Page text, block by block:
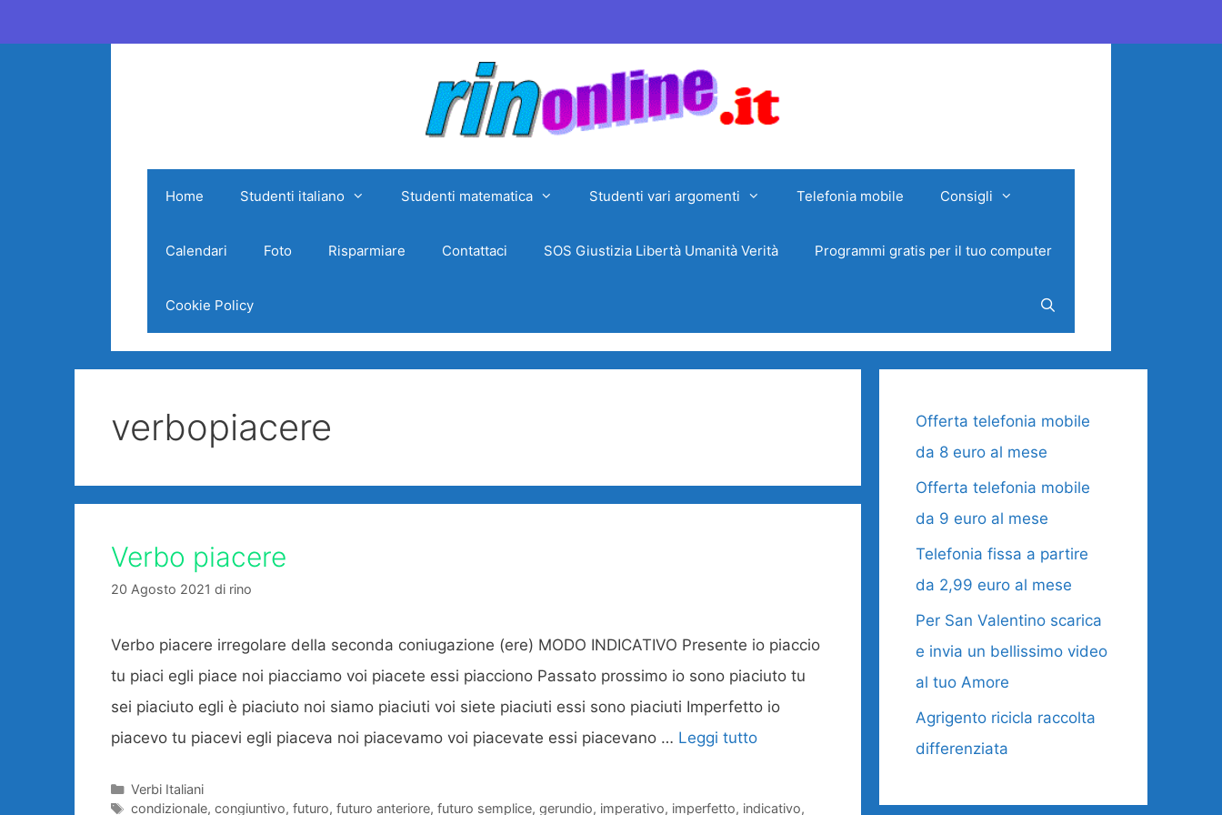
al
Home Studenti italiano Studenti matematica Studenti vari argomenti Telefonia mobile Consigli
Calendari Foto Risparmiare Contattaci SOS Giustizia Libertà Umanità Verità Programmi gratis per il tuo computer
Cookie Policy
verbopiacere
Verbo piacere
20 Agosto 2021 di rino
Verbo piacere irregolare della seconda coniugazione (ere) MODO INDICATIVO Presente io piaccio
tu piaci egli piace noi piacciamo voi piacete essi piacciono Passato prossimo io sono piaciuto tu
sei piaciuto egli è piaciuto noi siamo piaciuti voi siete piaciuti essi sono piaciuti Imperfetto io
piacevo tu piacevi egli piaceva noi piacevamo voi piacevate essi piacevano … Leggi tutto
Categorie
Verbi Italiani
Tag
condizionale, congiuntivo, futuro, futuro anteriore, futuro semplice, gerundio, imperativo, imperfetto, indicativo,
Offerta telefonia mobile
da 8 euro al mese
Offerta telefonia mobile
da 9 euro al mese
Telefonia fissa a partire
da 2,99 euro al mese
Per San Valentino scarica
e invia un bellissimo video
al tuo Amore
Agrigento ricicla raccolta
differenziata